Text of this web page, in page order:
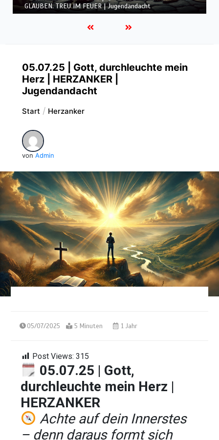
GLAUBEN. TREU IM FEUER | Jugendandacht
05.07.25 | Gott, durchleuchte mein
Herz | HERZANKER |
Jugendandacht
Start Herzanker
von Admin
05/07/2025 5 Minuten 1 Jahr
Post Views: 315
05.07.25 | Gott,
durchleuchte mein Herz |
HERZANKER
Achte auf dein Innerstes
– denn daraus formt sich